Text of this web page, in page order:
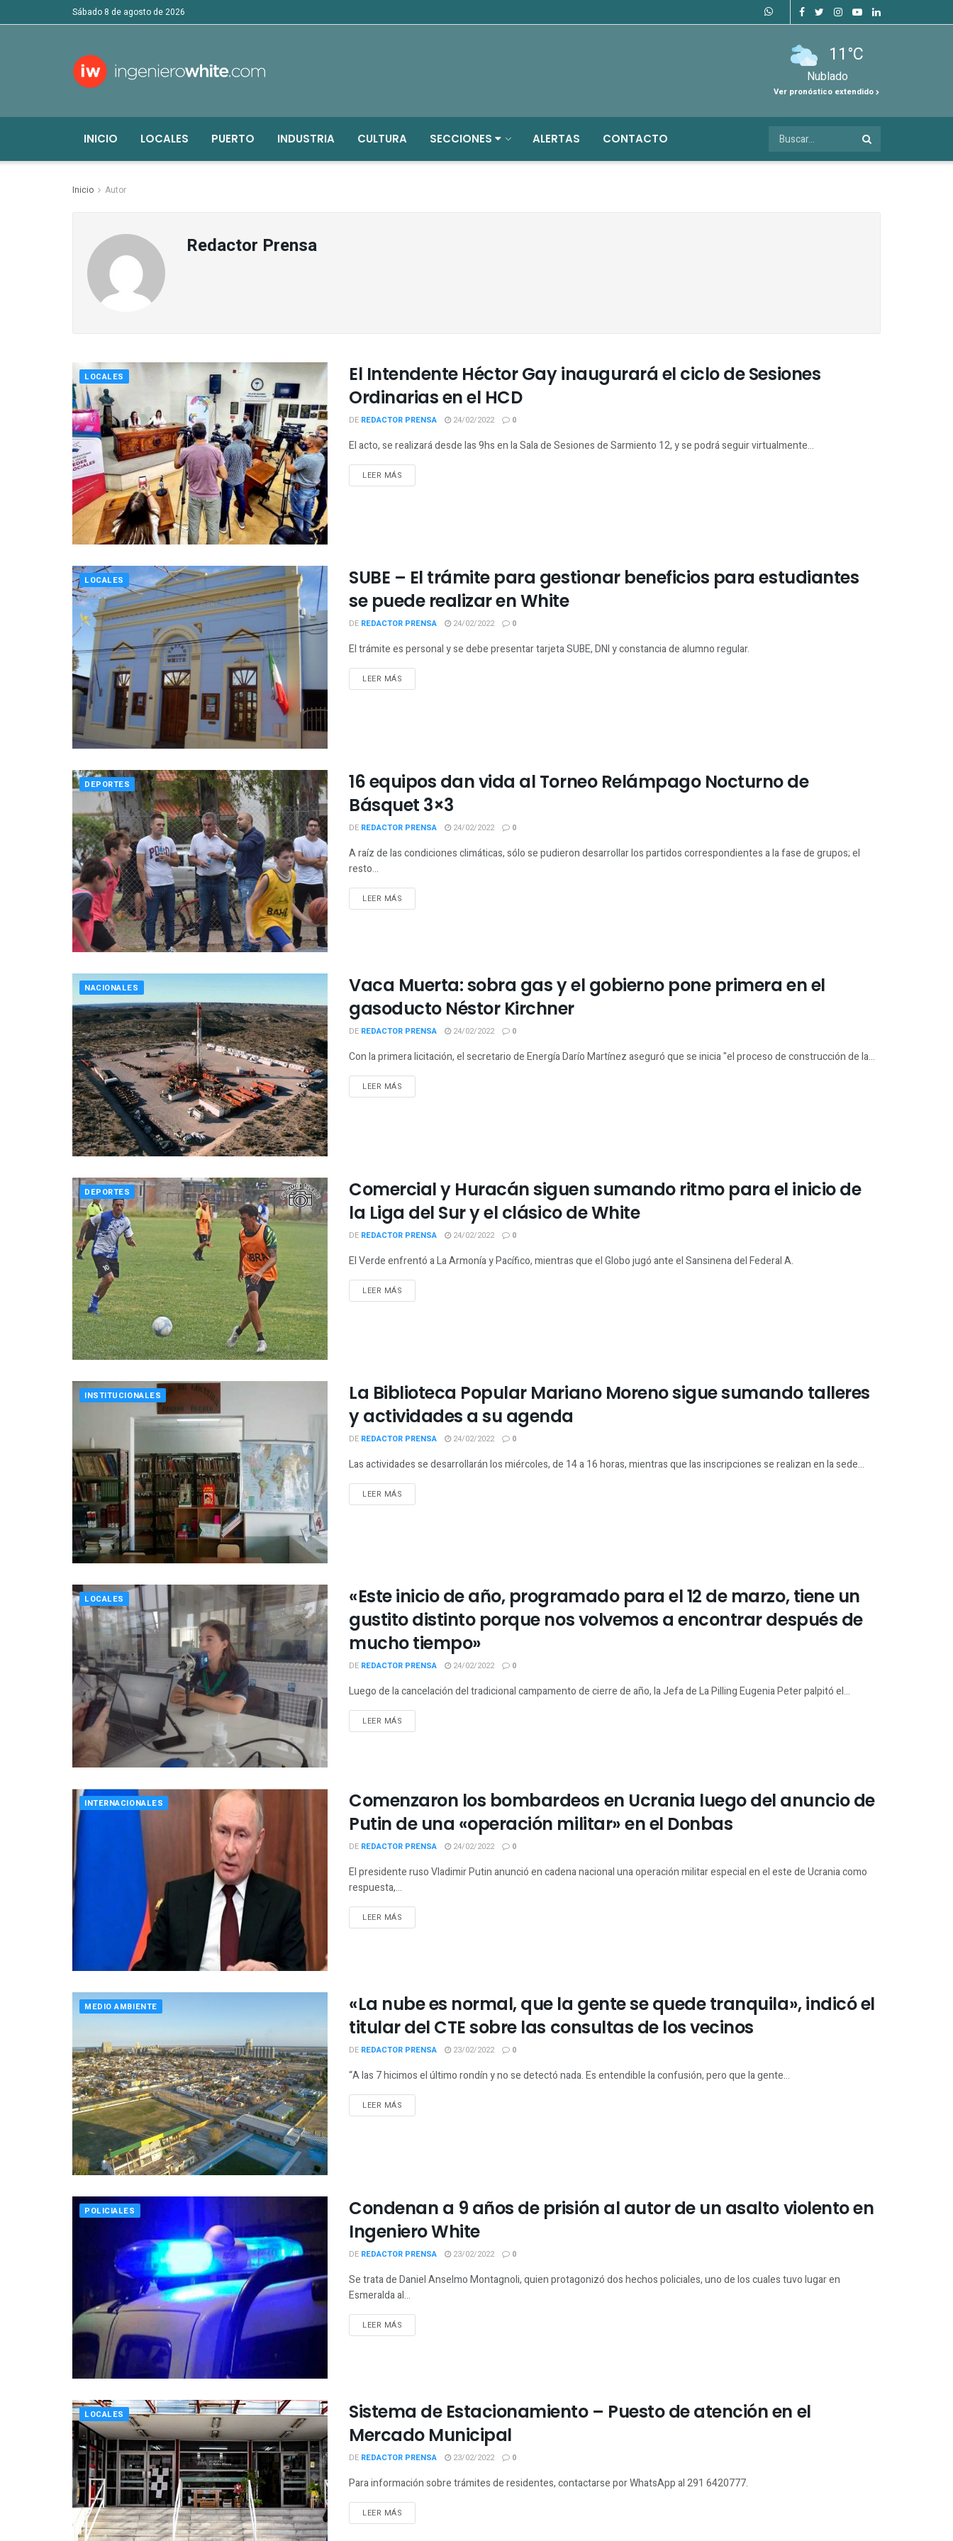
sábado 8 de agosto de 2026
11°C
Nublado
Ver pronóstico extendido
INICIO LOCALES PUERTO INDUSTRIA CULTURA SECCIONES ALERTAS CONTACTO
Inicio Autor
Redactor Prensa
LOCALES
El Intendente Héctor Gay inaugurará el ciclo de Sesiones
Ordinarias en el HCD
DE REDACTOR PRENSA 24/02/2022 0
El acto, se realizará desde las 9hs en la Sala de Sesiones de Sarmiento 12, y se podrá seguir virtualmente...
LEER MÁS
LOCALES
SUBE – El trámite para gestionar beneficios para estudiantes
se puede realizar en White
DE REDACTOR PRENSA 24/02/2022 0
El trámite es personal y se debe presentar tarjeta SUBE, DNI y constancia de alumno regular.
LEER MÁS
DEPORTES
16 equipos dan vida al Torneo Relámpago Nocturno de
Básquet 3×3
DE REDACTOR PRENSA 24/02/2022 0
A raíz de las condiciones climáticas, sólo se pudieron desarrollar los partidos correspondientes a la fase de grupos; el
resto...
LEER MÁS
NACIONALES
Vaca Muerta: sobra gas y el gobierno pone primera en el
gasoducto Néstor Kirchner
DE REDACTOR PRENSA 24/02/2022 0
Con la primera licitación, el secretario de Energía Darío Martínez aseguró que se inicia "el proceso de construcción de la...
LEER MÁS
DEPORTES
Comercial y Huracán siguen sumando ritmo para el inicio de
la Liga del Sur y el clásico de White
DE REDACTOR PRENSA 24/02/2022 0
El Verde enfrentó a La Armonía y Pacífico, mientras que el Globo jugó ante el Sansinena del Federal A.
LEER MÁS
INSTITUCIONALES
La Biblioteca Popular Mariano Moreno sigue sumando talleres
y actividades a su agenda
DE REDACTOR PRENSA 24/02/2022 0
Las actividades se desarrollarán los miércoles, de 14 a 16 horas, mientras que las inscripciones se realizan en la sede...
LEER MÁS
LOCALES
«Este inicio de año, programado para el 12 de marzo, tiene un
gustito distinto porque nos volvemos a encontrar después de
mucho tiempo»
DE REDACTOR PRENSA 24/02/2022 0
Luego de la cancelación del tradicional campamento de cierre de año, la Jefa de La Pilling Eugenia Peter palpitó el...
LEER MÁS
INTERNACIONALES
Comenzaron los bombardeos en Ucrania luego del anuncio de
Putin de una «operación militar» en el Donbas
DE REDACTOR PRENSA 24/02/2022 0
El presidente ruso Vladimir Putin anunció en cadena nacional una operación militar especial en el este de Ucrania como
respuesta,...
LEER MÁS
MEDIO AMBIENTE
«La nube es normal, que la gente se quede tranquila», indicó el
titular del CTE sobre las consultas de los vecinos
DE REDACTOR PRENSA 23/02/2022 0
“A las 7 hicimos el último rondín y no se detectó nada. Es entendible la confusión, pero que la gente...
LEER MÁS
POLICIALES
Condenan a 9 años de prisión al autor de un asalto violento en
Ingeniero White
DE REDACTOR PRENSA 23/02/2022 0
Se trata de Daniel Anselmo Montagnoli, quien protagonizó dos hechos policiales, uno de los cuales tuvo lugar en
Esmeralda al...
LEER MÁS
LOCALES
Sistema de Estacionamiento – Puesto de atención en el
Mercado Municipal
DE REDACTOR PRENSA 23/02/2022 0
Para información sobre trámites de residentes, contactarse por WhatsApp al 291 6420777.
LEER MÁS